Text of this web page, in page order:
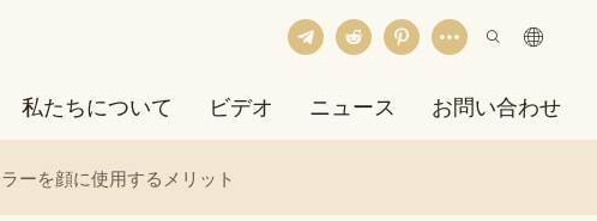
私たちについて ビデオ ニュース お問い合わせ
ーを顔に使用するメリット